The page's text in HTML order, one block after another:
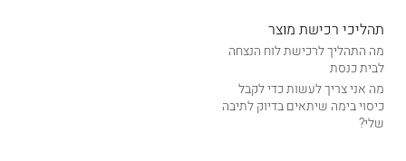
תהליכי רכישת מוצר
מה התהליך לרכישת לוח הנצחה
לבית כנסת
מה אני צריך לעשות כדי לקבל
כיסוי בימה שיתאים בדיוק לתיבה
שלי?